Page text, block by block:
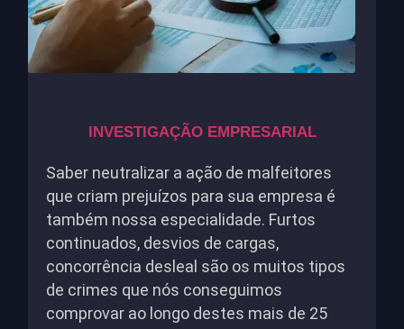
INVESTIGAÇÃO EMPRESARIAL
Saber neutralizar a ação de malfeitores
que criam prejuízos para sua empresa é
também nossa especialidade. Furtos
continuados, desvios de cargas,
concorrência desleal são os muitos tipos
de crimes que nós conseguimos
comprovar ao longo destes mais de 25